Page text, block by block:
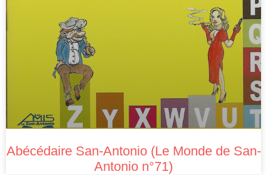
Abécédaire San-Antonio (Le Monde de San-
Antonio n°71)